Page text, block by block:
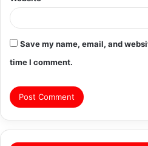
Save my name, email, and
time I comment.